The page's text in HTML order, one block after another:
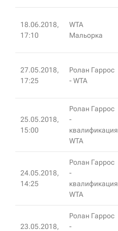
18.06.2018,
17:10
WTA
Мальорка
27.05.2018,
17:25
Ролан Гаррос
- WTA
25.05.2018,
15:00
Ролан Гаррос
-
квалификация
WTA
24.05.2018,
14:25
Ролан Гаррос
-
квалификация
WTA
23.05.2018,
Ролан Гаррос
-